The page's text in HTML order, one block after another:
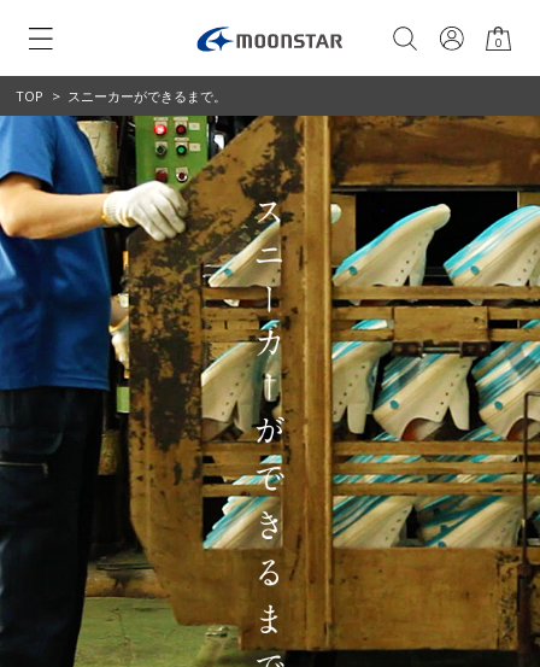
0
TOP > スニーカーができるまで。